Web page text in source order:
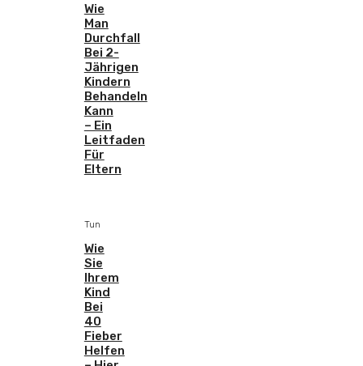
Wie
Man
Durchfall
Bei 2-
Jährigen
Kindern
Behandeln
Kann
– Ein
Leitfaden
Für
Eltern
Tun
Wie
Sie
Ihrem
Kind
Bei
40
Fieber
Helfen